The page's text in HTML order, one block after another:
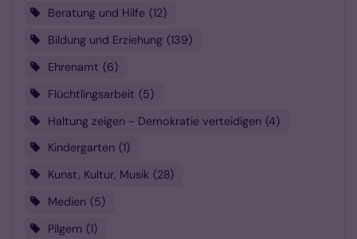
Beratung und Hilfe 12
Bildung und Erziehung 139
Ehrenamt 6
Flüchtlingsarbeit 5
Haltung zeigen - Demokratie verteidigen 4
Kindergarten 1
Kunst, Kultur, Musik 28
Medien 5
Pilgern 1